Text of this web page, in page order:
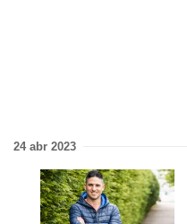
24 abr 2023